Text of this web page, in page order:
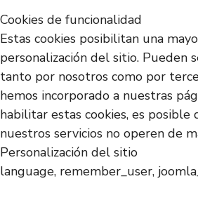
Cookies de funcionalidad
Estas cookies posibilitan una
personalización del sitio. Pueden
tanto por nosotros como por
hemos incorporado a nuestras
habilitar estas cookies, es posible
nuestros servicios no operen de
Personalización del sitio
language, remember_user,